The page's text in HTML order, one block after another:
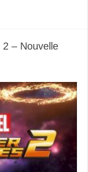
– Nouvelle